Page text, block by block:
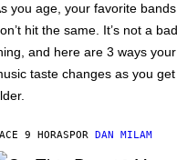
you age, your favorite bands
hit the same. It’s not a bad
and here are 3 ways your
taste changes as you get
9 HORASPOR DAN MILAM